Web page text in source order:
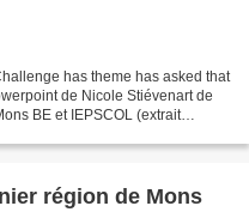
has theme has asked that
de Nicole Stiévenart de
BE et IEPSCOL (extrait